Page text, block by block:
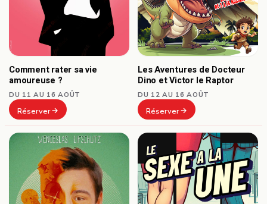
Comment rater sa vie
amoureuse ?
DU 11 AU 16 AOÛT
Réserver
Les Aventures de Docteur
Dino et Victor le Raptor
DU 12 AU 16 AOÛT
Réserver